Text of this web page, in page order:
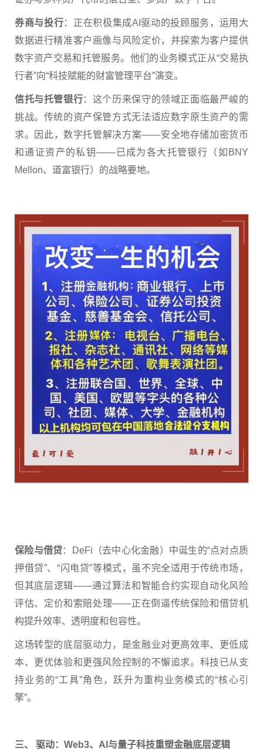
券商与投行：正在积极集成AI驱动的投顾服务，运用大
数据进行精准客户画像与风险定价，并探索为客户提供
数字资产交易和托管服务。他们的业务模式正从“交易执
行者”向“科技赋能的财富管理平台”演变。
信托与托管银行：这个历来保守的领域正面临最严峻的
挑战。传统的资产保管方式无法适应数字原生资产的需
求。因此，数字托管解决方案——安全地存储加密货币
和通证资产的私钥——已成为各大托管银行（如BNY
Mellon、道富银行）的战略要地。
保险与借贷：DeFi（去中心化金融）中诞生的“点对点质
押借贷”、“闪电贷”等模式，虽不完全适用于传统市场，
但其底层逻辑——通过算法和智能合约实现自动化风险
评估、定价和索赔处理——正在倒逼传统保险和借贷机
构提升效率、透明度和包容性。
这场转型的底层驱动力，是金融业对更高效率、更低成
本、更优体验和更强风险控制的不懈追求。科技已从支
持业务的“工具”角色，跃升为重构业务模式的“核心引
擎”。
三、 驱动：Web3、 AI 与量子科技重塑金融底层逻辑